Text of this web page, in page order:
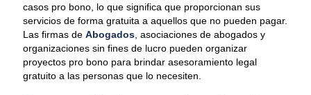
casos pro bono, lo que significa que proporcionan sus
servicios de forma gratuita a aquellos que no pueden pagar.
Las firmas de Abogados, asociaciones de abogados y
organizaciones sin fines de lucro pueden organizar
proyectos pro bono para brindar asesoramiento legal
gratuito a las personas que lo necesiten.